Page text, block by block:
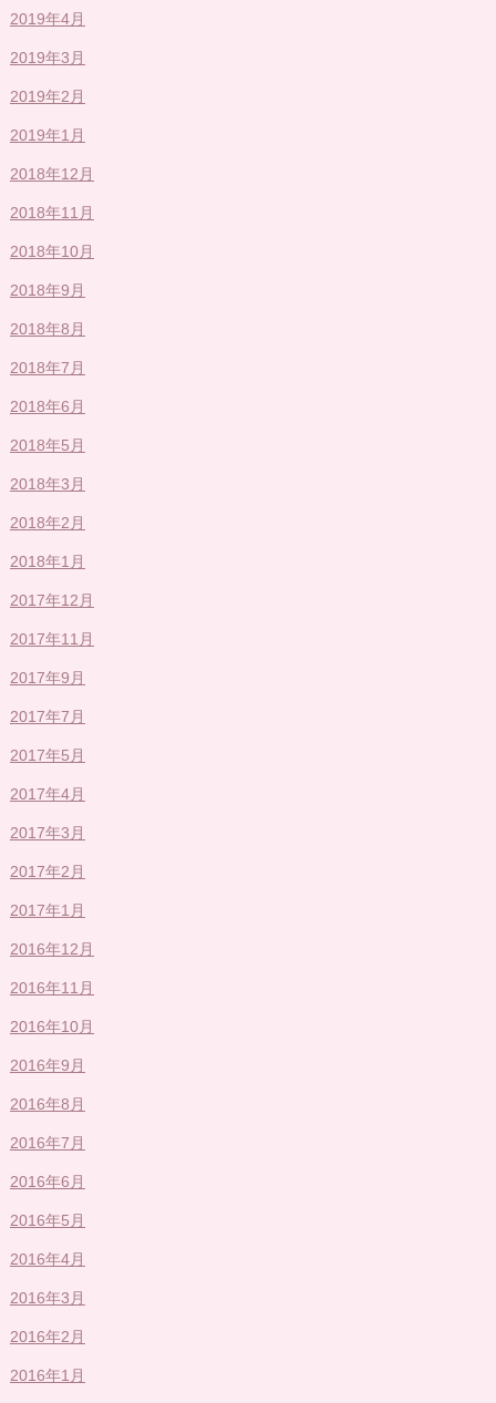
2019年4月
2019年3月
2019年2月
2019年1月
2018年12月
2018年11月
2018年10月
2018年9月
2018年8月
2018年7月
2018年6月
2018年5月
2018年3月
2018年2月
2018年1月
2017年12月
2017年11月
2017年9月
2017年7月
2017年5月
2017年4月
2017年3月
2017年2月
2017年1月
2016年12月
2016年11月
2016年10月
2016年9月
2016年8月
2016年7月
2016年6月
2016年5月
2016年4月
2016年3月
2016年2月
2016年1月